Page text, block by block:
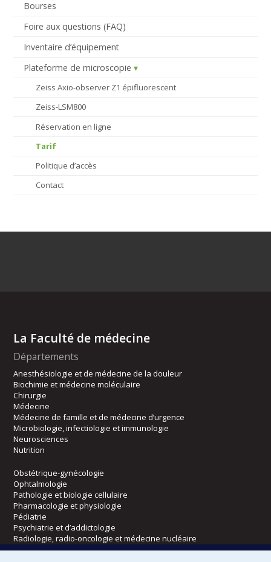
Bourses
Foire aux questions (FAQ)
Inventaire d’équipement
Plateforme de microscopie
Zeiss Axio-observer Z1 épifluorescent
Zeiss-LSM800
Réservation en ligne
Tarif
Politique d’accès
Contact
La Faculté de médecine
Départements
Anesthésiologie et de médecine de la douleur
Biochimie et médecine moléculaire
Chirurgie
Médecine
Médecine de famille et de médecine d’urgence
Microbiologie, infectiologie et immunologie
Neurosciences
Nutrition
Obstétrique-gynécologie
Ophtalmologie
Pathologie et biologie cellulaire
Pharmacologie et physiologie
Pédiatrie
Psychiatrie et d’addictologie
Radiologie, radio-oncologie et médecine nucléaire